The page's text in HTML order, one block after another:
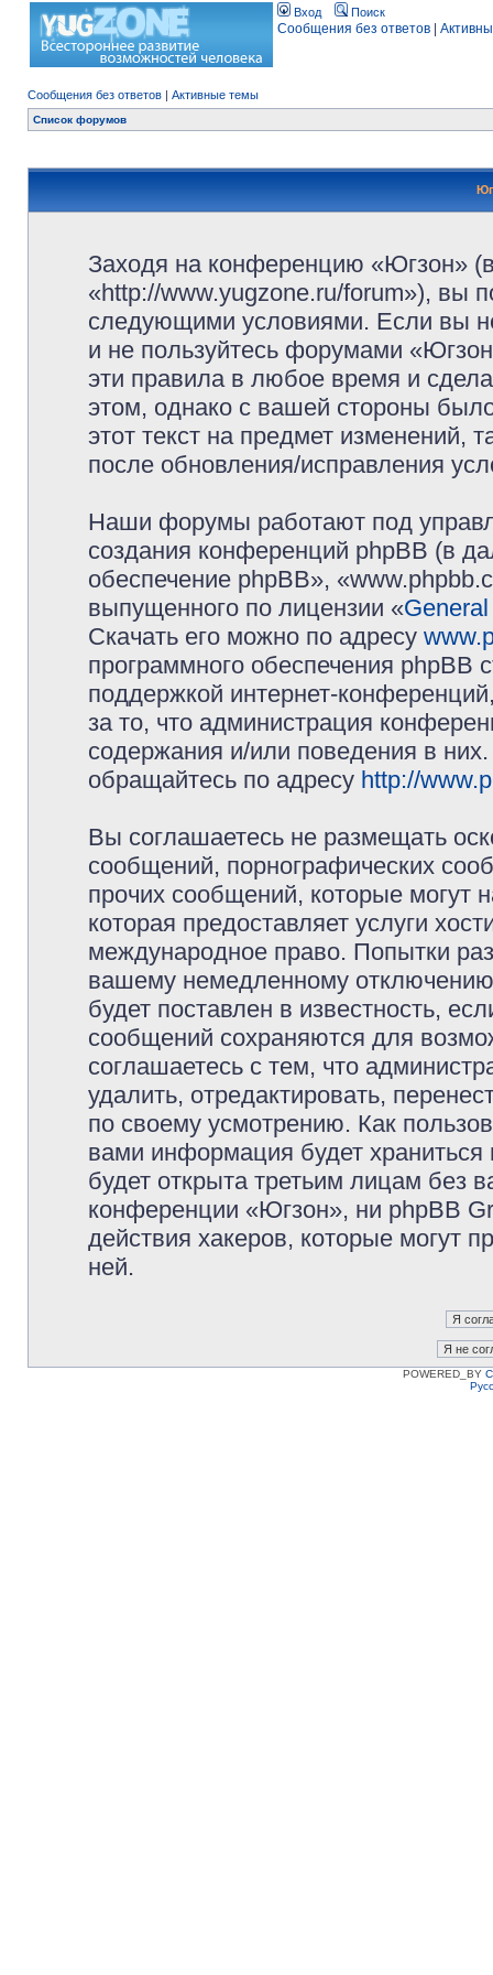
Вход Поиск
Сообщения без ответов
Сообщения без ответов | Активные темы
Список форумов
Заходя на конференцию «Югзон»
«http://www.yugzone.ru/forum»), вы
следующими условиями. Если вы
и не пользуйтесь форумами
эти правила в любое время и
этом, однако с вашей стороны
этот текст на предмет изменений,
после обновления/исправления
Наши форумы работают под
создания конференций phpBB (в
обеспечение phpBB»,
выпущенного по лицензии «
Скачать его можно по адресу
программного обеспечения phpBB
поддержкой интернет-
за то, что администрация
содержания и/или поведения в
обращайтесь по адресу http://
Вы соглашаетесь не размещать
сообщений, порнографических
прочих сообщений, которые могут
которая предоставляет услуги
международное право. Попытки
вашему немедленному
будет поставлен в известность,
сообщений сохраняются для
соглашаетесь с тем, что
удалить, отредактировать,
по своему усмотрению. Как
вами информация будет
будет открыта третьим лицам без
конференции «Югзон», ни phpBB
действия хакеров, которые могут
ней.
POWERED_BY